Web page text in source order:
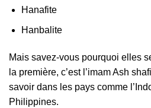
Hanafite
Hanbalite
Mais savez-vous pourquoi elles
la première, c’est l’imam Ash
savoir dans les pays comme
Philippines.